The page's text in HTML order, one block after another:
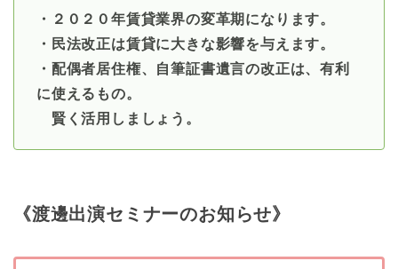
・２０２０年賃貸業界の変革期になります。
・民法改正は賃貸に大きな影響を与えます。
・配偶者居住権、自筆証書遺言の改正は、有利
に使えるもの。
賢く活用しましょう。
《渡邊出演セミナーのお知らせ》